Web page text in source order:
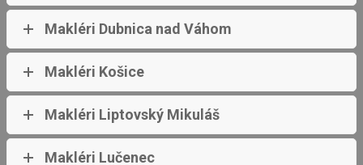
Makléri Dubnica nad Váhom
Makléri Košice
Makléri Liptovský Mikuláš
Makléri Lučenec